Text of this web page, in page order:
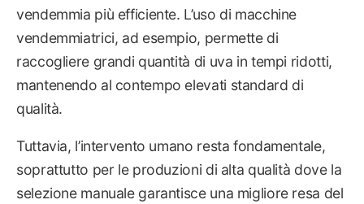
vendemmia più efficiente. L’uso di macchine
vendemmiatrici, ad esempio, permette di
raccogliere grandi quantità di uva in tempi ridotti,
mantenendo al contempo elevati standard di
qualità.
Tuttavia, l’intervento umano resta fondamentale,
soprattutto per le produzioni di alta qualità dove la
selezione manuale garantisce una migliore resa del